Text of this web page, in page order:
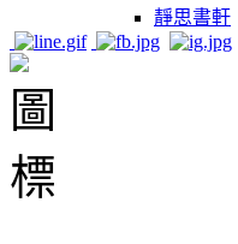
靜思書軒